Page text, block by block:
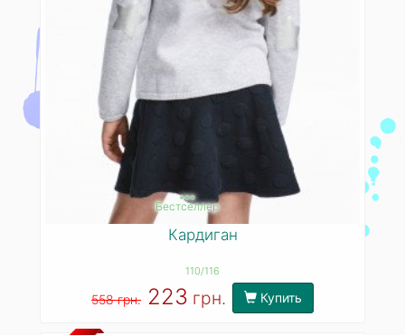
***
Бестселлер
Кардиган
110/116
558 грн. 223 грн. Купить